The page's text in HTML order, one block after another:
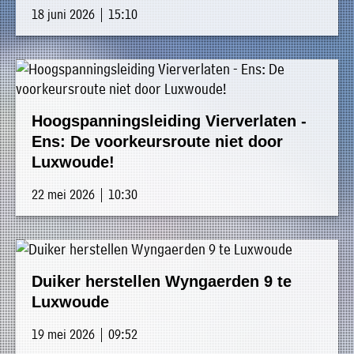
18 juni 2026 | 15:10
Hoogspanningsleiding Vierverlaten -
Ens: De voorkeursroute niet door
Luxwoude!
22 mei 2026 | 10:30
Duiker herstellen Wyngaerden 9 te
Luxwoude
19 mei 2026 | 09:52